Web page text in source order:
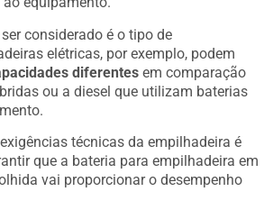
considerado é o tipo de
elétricas, por exemplo, podem
diferentes em comparação
ou a diesel que utilizam baterias
técnicas da empilhadeira é
que a bateria para empilhadeira em
vai proporcionar o desempenho